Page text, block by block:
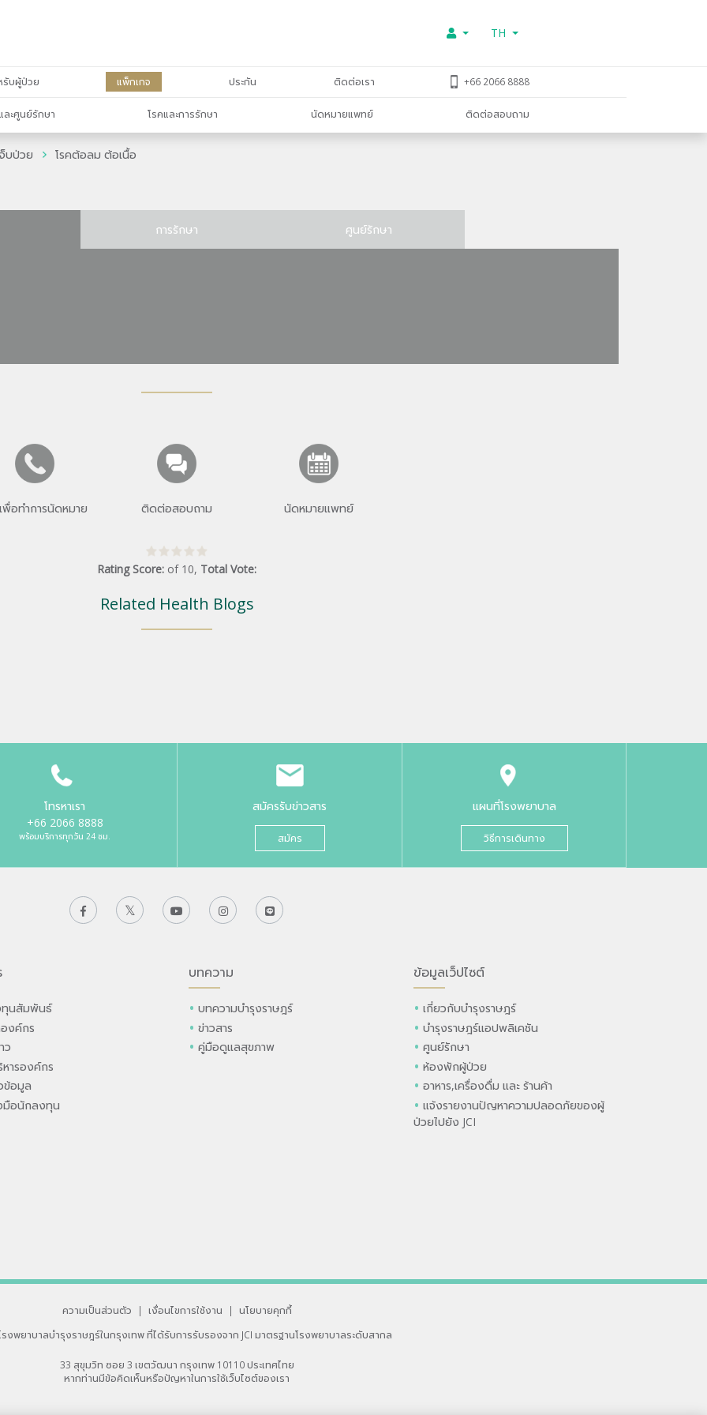
TH
รับผู้ป่วย แพ็กเกจ ประกัน ติดต่อเรา +66 2066 8888
ะศูนย์รักษา โรคและการรักษา นัดหมายแพทย์ ติดต่อสอบถาม
จ็บป่วย โรคต้อลม ต้อเนื้อ
การรักษา ศูนย์รักษา
พื่อทำการนัดหมาย ติดต่อสอบถาม นัดหมายแพทย์
Rating Score: of 10, Total Vote:
Related Health Blogs
โทรหาเรา
+66 2066 8888
พร้อมบริการทุกวัน 24 ชม.
สมัครรับข่าวสาร
สมัคร
แผนที่โรงพยาบาล
วิธีการเดินทาง
นสัมพันธ์
งค์กร
ว
หารองค์กร
ข้อมูล
มือนักลงทุน
บทความ
บทความบำรุงราษฎร์
ข่าวสาร
คู่มือดูแลสุขภาพ
ข้อมูลเว็ปไซต์
เกี่ยวกับบำรุงราษฎร์
บำรุงราษฎร์แอปพลิเคชัน
ศูนย์รักษา
ห้องพักผู้ป่วย
อาหาร,เครื่องดื่ม และ ร้านค้า
แจ้งรายงานปัญหาความปลอดภัยของผู้
ป่วยไปยัง JCI
ความเป็นส่วนตัว | เงื่อนไขการใช้งาน |
นโยบายคุกกี้
งพยาบาลบำรุงราษฎร์ในกรุงเทพที่ได้รับการรับรองจาก JCI มาตรฐานโรงพยาบาลระดับสากล
33 สุขุมวิท ซอย 3 เขตวัฒนา กรุงเทพ 10110 ประเทศไทย
หากท่านมีข้อคิดเห็นหรือปัญหาในการใช้เว็บไซต์ของเรา